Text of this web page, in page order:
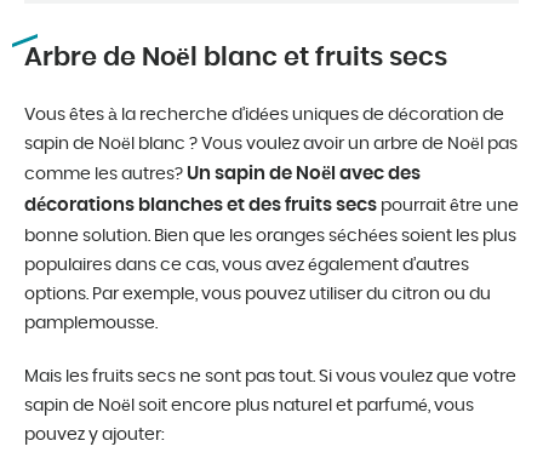
Arbre de Noël blanc et fruits secs
Vous êtes à la recherche d’idées uniques de décoration de
sapin de Noël blanc ? Vous voulez avoir un arbre de Noël pas
comme les autres? Un sapin de Noël avec des
décorations blanches et des fruits secs pourrait être une
bonne solution. Bien que les oranges séchées soient les plus
populaires dans ce cas, vous avez également d’autres
options. Par exemple, vous pouvez utiliser du citron ou du
pamplemousse.
Mais les fruits secs ne sont pas tout. Si vous voulez que votre
sapin de Noël soit encore plus naturel et parfumé, vous
pouvez y ajouter: